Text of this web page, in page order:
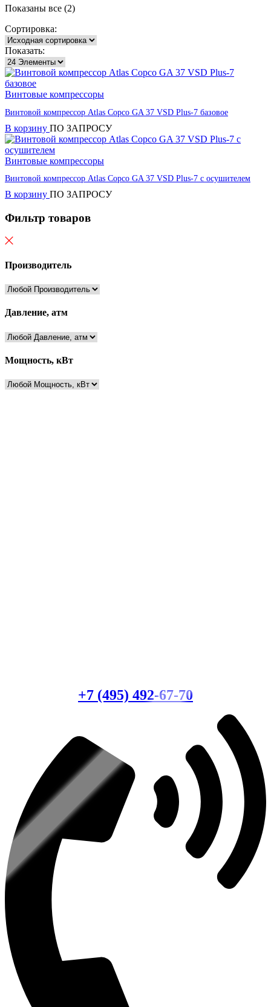
Показаны все (2)
Сортировка:
Показать:
Винтовые компрессоры
Винтовой компрессор Atlas Copco GA 37 VSD Plus-7 базовое
В корзину ПО ЗАПРОСУ
Винтовые компрессоры
Винтовой компрессор Atlas Copco GA 37 VSD Plus-7 с осушителем
В корзину ПО ЗАПРОСУ
Фильтр товаров
Производитель
Давление, атм
Мощность, кВт
+7 (495) 492-67-70